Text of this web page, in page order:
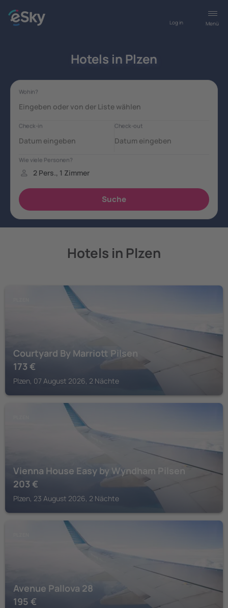
Menü
Log in
Hotels in Plzen
Hotels in Plzen
Courtyard By Marriott Pilsen
173 €
Plzen, 07 August 2026, 2 Nächte
Vienna House Easy by Wyndham Pilsen
203 €
Plzen, 23 August 2026, 2 Nächte
Avenue Pallova 28
195 €